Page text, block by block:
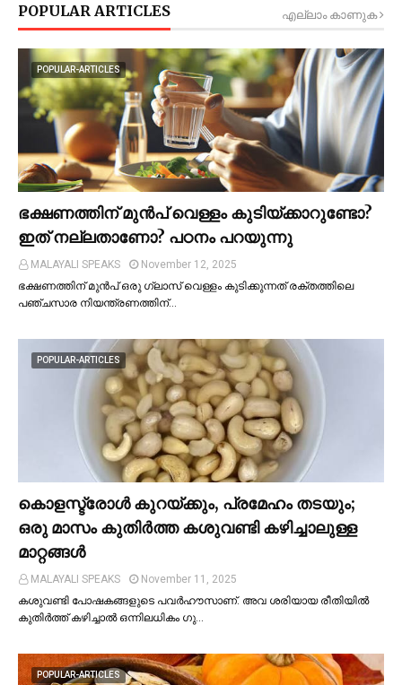
POPULAR ARTICLES എല്ലാം കാണുക
POPULAR-ARTICLES
ഭക്ഷണത്തിന് മുന്‍പ് വെള്ളം കുടിയ്ക്കാറുണ്ടോ?
ഇത് നല്ലതാണോ? പഠനം പറയുന്നു
MALAYALI SPEAKS
November 12, 2025
ഭക്ഷണത്തിന് മുന്‍പ് ഒരു ഗ്ലാസ് വെള്ളം കുടിക്കുന്നത് രക്തത്തിലെ
പഞ്ചസാര നിയന്ത്രണത്തിന്…
POPULAR-ARTICLES
കൊളസ്ട്രോള്‍ കുറയ്ക്കും, പ്രമേഹം തടയും;
ഒരു മാസം കുതിര്‍ത്ത കശുവണ്ടി കഴിച്ചാലുള്ള
മാറ്റങ്ങള്‍
MALAYALI SPEAKS
November 11, 2025
കശുവണ്ടി പോഷകങ്ങളുടെ പവർഹൗസാണ്. അവ ശരിയായ രീതിയില്‍
കുതിർത്ത് കഴിച്ചാല്‍ ഒന്നിലധികം ഗു…
POPULAR-ARTICLES